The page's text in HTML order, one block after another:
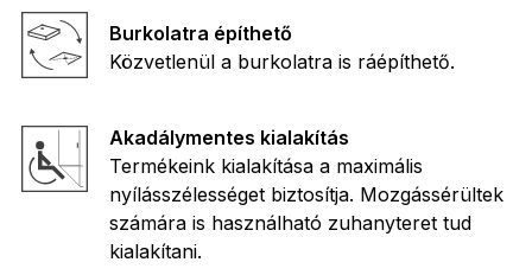
Burkolatra építhető
Közvetlenül a burkolatra is ráépíthető.
Akadálymentes kialakítás
Termékeink kialakítása a maximális
nyílásszélességet biztosítja. Mozgássérültek
számára is használható zuhanyteret tud
kialakítani.